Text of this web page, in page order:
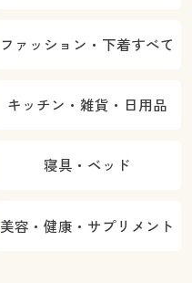
ファッション・下着すべて
キッチン・雑貨・日用品
寝具・ベッド
美容・健康・サプリメント